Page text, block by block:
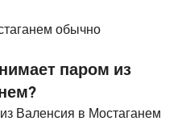
обычно
паром из
Валенсия в Мостаганем